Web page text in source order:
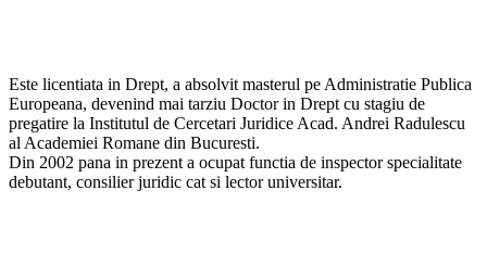
Este licentiata in Drept, a absolvit masterul pe Administratie Publica
Europeana, devenind mai tarziu Doctor in Drept cu stagiu de
pregatire la Institutul de Cercetari Juridice Acad. Andrei Radulescu
al Academiei Romane din Bucuresti.
Din 2002 pana in prezent a ocupat functia de inspector specialitate
debutant, consilier juridic cat si lector universitar.